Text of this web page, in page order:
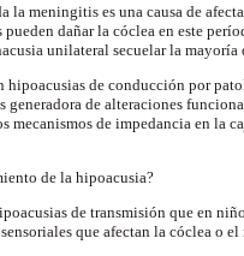
la meningitis es una causa de
dañar la cóclea en este
unilateral secuelar la mayoría
hipoacusias de conducción por
generadora de alteraciones
mecanismos de impedancia en la
de la hipoacusia?
de transmisión que en
que afectan la cóclea o